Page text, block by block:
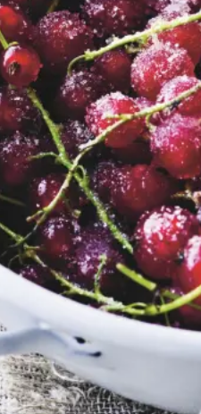
Gem opskrift
Dessert
Dansk mad
Sommermad
De rødlige bær er en sand
sommerklassiker. De har en frisk
og syrlig smag, som når de koges
op med sukker, udgør et dejligt
tilbehør til søde sager. De kan
serveres både til is, en kage eller
bare med letpisket flødeskum eller
skyr rørt lind med lidt mælk.